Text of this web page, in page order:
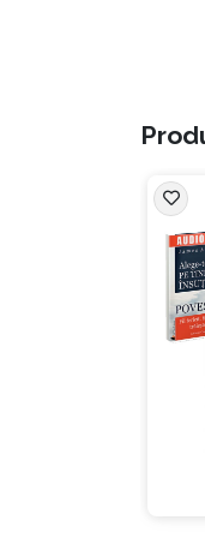
familii
„Dar
care